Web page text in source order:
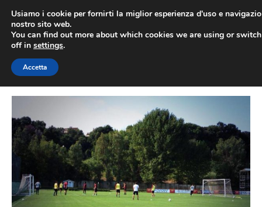
contenuto
Usiamo i cookie per fornirti la miglior esperienza d'uso e
nostro sito web.
You can find out more about which cookies we are using or
off in settings.
Accetta